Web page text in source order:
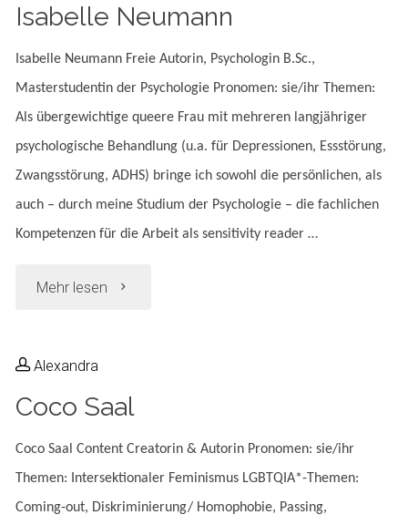
Isabelle Neumann
Isabelle Neumann Freie Autorin, Psychologin B.Sc.,
Masterstudentin der Psychologie Pronomen: sie/ihr Themen:
Als übergewichtige queere Frau mit mehreren langjähriger
psychologische Behandlung (u.a. für Depressionen, Essstörung,
Zwangsstörung, ADHS) bringe ich sowohl die persönlichen, als
auch – durch meine Studium der Psychologie – die fachlichen
Kompetenzen für die Arbeit als sensitivity reader …
Mehr lesen "Isabelle
Alexandra
Coco Saal
Coco Saal Content Creatorin & Autorin Pronomen: sie/ihr
Themen: Intersektionaler Feminismus LGBTQIA*-Themen:
Coming-out, Diskriminierung/ Homophobie, Passing,